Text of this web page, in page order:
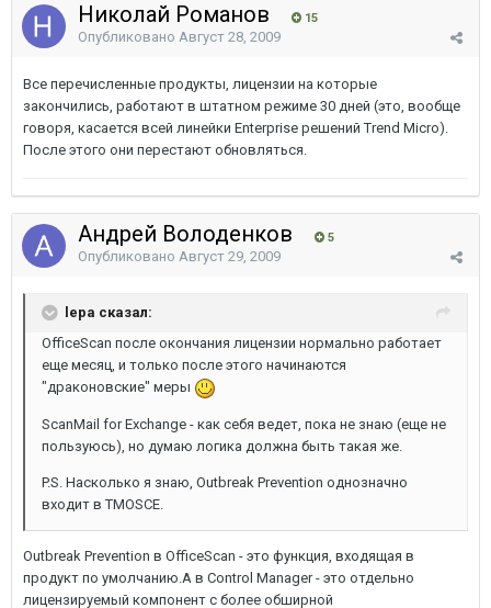
Николай Романов 15
Опубликовано Август 28, 2009
Все перечисленные продукты, лицензии на которые
закончились, работают в штатном режиме 30 дней (это, вообще
говоря, касается всей линейки Enterprise решений Trend Micro).
После этого они перестают обновляться.
Андрей Володенков 5
Опубликовано Август 29, 2009
lepa сказал:
OfficeScan после окончания лицензии нормально работает
еще месяц, и только после этого начинаются
"драконовские" меры
ScanMail for Exchange - как себя ведет, пока не знаю (еще не
пользуюсь), но думаю логика должна быть такая же.
P.S. Насколько я знаю, Outbreak Prevention однозначно
входит в TMOSCE.
Outbreak Prevention в OfficeScan - это функция, входящая в
продукт по умолчанию.А в Control Manager - это отдельно
лицензируемый компонент с более обширной